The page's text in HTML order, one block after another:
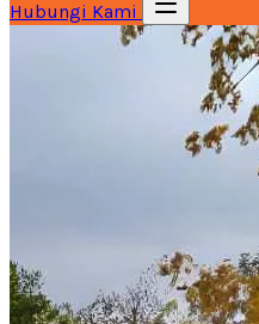
Hubungi Kami